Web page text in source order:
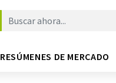
RESÚMENES DE MERCADO